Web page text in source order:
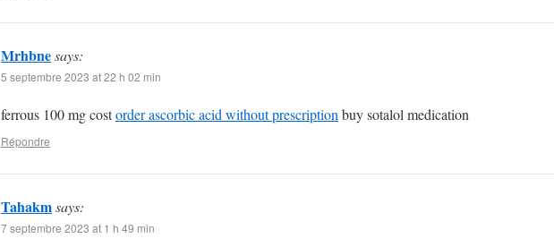
Mrhbnesays:
5 septembre 2023 at 22 h 02 min
ferrous 100 mg costorder ascorbic acid without prescription buy sotalol medication
Répondre
Tahakmsays:
7 septembre 2023 at 1 h 49 min